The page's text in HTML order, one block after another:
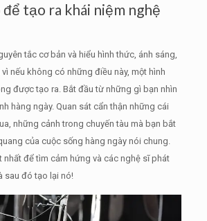
để tạo ra khái niệm nghệ
tắc cơ bản và hiểu hình thức, ánh sáng,
nếu không có những điều này, một hình
được tạo ra. Bắt đầu từ những gì bạn nhìn
hàng ngày. Quan sát cẩn thận những cái
những cảnh trong chuyến tàu mà bạn bắt
của cuộc sống hàng ngày nói chung.
nhất để tìm cảm hứng và các nghệ sĩ phát
sau đó tạo lại nó!